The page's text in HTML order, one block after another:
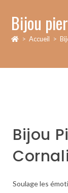
Bijou
> Accueil >
Bijou
Soulage les